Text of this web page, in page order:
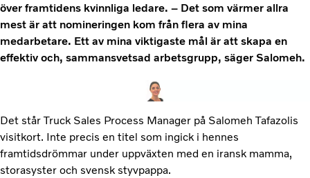
över framtidens kvinnliga ledare. – Det som värmer allra
mest är att nomineringen kom från flera av mina
medarbetare. Ett av mina viktigaste mål är att skapa en
effektiv och, sammansvetsad arbetsgrupp, säger Salomeh.
Det står Truck Sales Process Manager på Salomeh Tafazolis
visitkort. Inte precis en titel som ingick i hennes
framtidsdrömmar under uppväxten med en iransk mamma,
storasyster och svensk styvpappa.